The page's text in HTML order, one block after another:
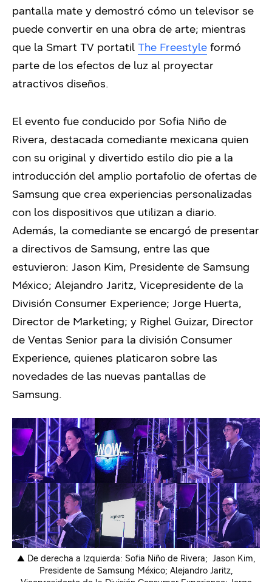
pantalla mate y demostró cómo un televisor se
puede convertir en una obra de arte; mientras
que la Smart TV portatil The Freestyle formó
parte de los efectos de luz al proyectar
atractivos diseños.
El evento fue conducido por Sofia Niño de
Rivera, destacada comediante mexicana quien
con su original y divertido estilo dio pie a la
introducción del amplio portafolio de ofertas de
Samsung que crea experiencias personalizadas
con los dispositivos que utilizan a diario.
Además, la comediante se encargó de presentar
a directivos de Samsung, entre las que
estuvieron: Jason Kim, Presidente de Samsung
México; Alejandro Jaritz, Vicepresidente de la
División Consumer Experience; Jorge Huerta,
Director de Marketing; y Righel Guizar, Director
de Ventas Senior para la división Consumer
Experience, quienes platicaron sobre las
novedades de las nuevas pantallas de
Samsung.
▲ De derecha a Izquierda: Sofia Niño de Rivera; Jason Kim,
Presidente de Samsung México; Alejandro Jaritz,